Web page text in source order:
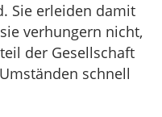
Sie erleiden damit
verhungern nicht,
der Gesellschaft
schnell